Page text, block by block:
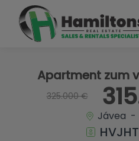
Apartment zum
325.000 €
Jávea -
1 / 42